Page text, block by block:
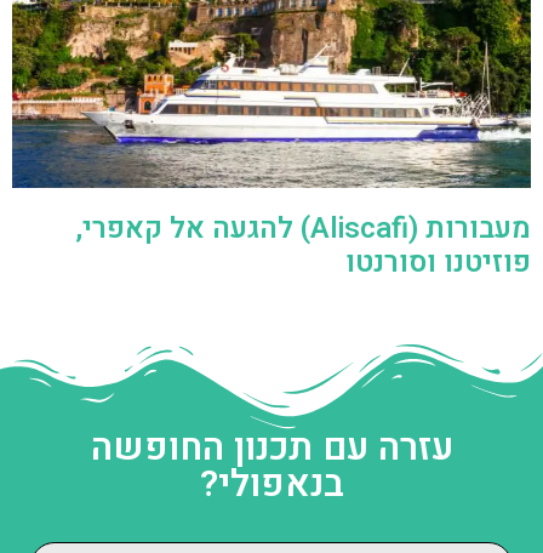
מעבורות (Aliscafi) להגעה אל קאפרי,
פוזיטנו וסורנטו
עזרה עם תכנון החופשה
בנאפולי?